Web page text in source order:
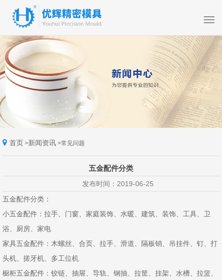
首页 >新闻资讯>常见问题
五金配件分类
发布时间：2019-06-25
五金配件分类：
小五金配件：拉手、门窗、家庭装饰、水暖、建筑、装饰、工具、卫
浴、厨房、家电
家具五金配件：木螺丝、合页、拉手、滑道、隔板销、吊挂件、钉、打
头机、搓牙机、多工位机
橱柜五金配件：铰链、抽屉、导轨、钢抽、拉筐、挂架、水槽、拉篮、